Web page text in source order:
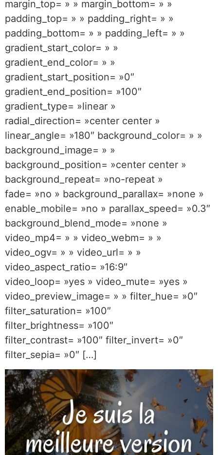
margin_top= » » margin_bottom= » »
padding_top= » » padding_right= » »
padding_bottom= » » padding_left= » »
gradient_start_color= » »
gradient_end_color= » »
gradient_start_position= »0″
gradient_end_position= »100″
gradient_type= »linear »
radial_direction= »center center »
linear_angle= »180″ background_color= » »
background_image= » »
background_position= »center center »
background_repeat= »no-repeat »
fade= »no » background_parallax= »none »
enable_mobile= »no » parallax_speed= »0.3″
background_blend_mode= »none »
video_mp4= » » video_webm= » »
video_ogv= » » video_url= » »
video_aspect_ratio= »16:9″
video_loop= »yes » video_mute= »yes »
video_preview_image= » » filter_hue= »0″
filter_saturation= »100″
filter_brightness= »100″
filter_contrast= »100″ filter_invert= »0″
filter_sepia= »0″ […]